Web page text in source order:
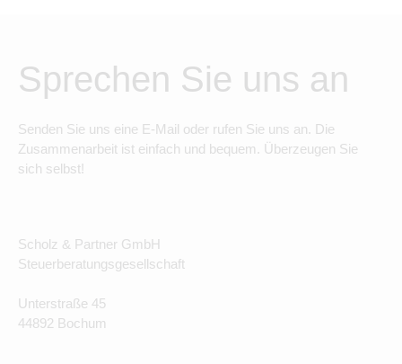
Sprechen Sie uns an
Senden Sie uns eine E-Mail oder rufen Sie uns an. Die
Zusammenarbeit ist einfach und bequem. Überzeugen Sie
sich selbst!
Scholz & Partner GmbH
Steuerberatungsgesellschaft
Unterstraße 45
44892 Bochum